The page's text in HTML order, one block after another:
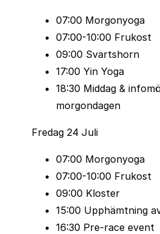
Dricksmugg
Regnjacka
Nödpaket (värmefilt
självhäftande bandage
Visselpipa
Smartphone med
1 l vatten för Diamond,
För alla lopp
utrustning
Solglasögon
Stavar
07:00 Morgonyoga
07:00-10:00 Frukost
09:00 Svartshorn
17:00 Yin Yoga
18:30 Middag &
morgondagen
Fredag 24 Juli
07:00 Morgonyoga
07:00-10:00 Frukost
09:00 Kloster
15:00 Upphämtning
16:30 Pre-race event